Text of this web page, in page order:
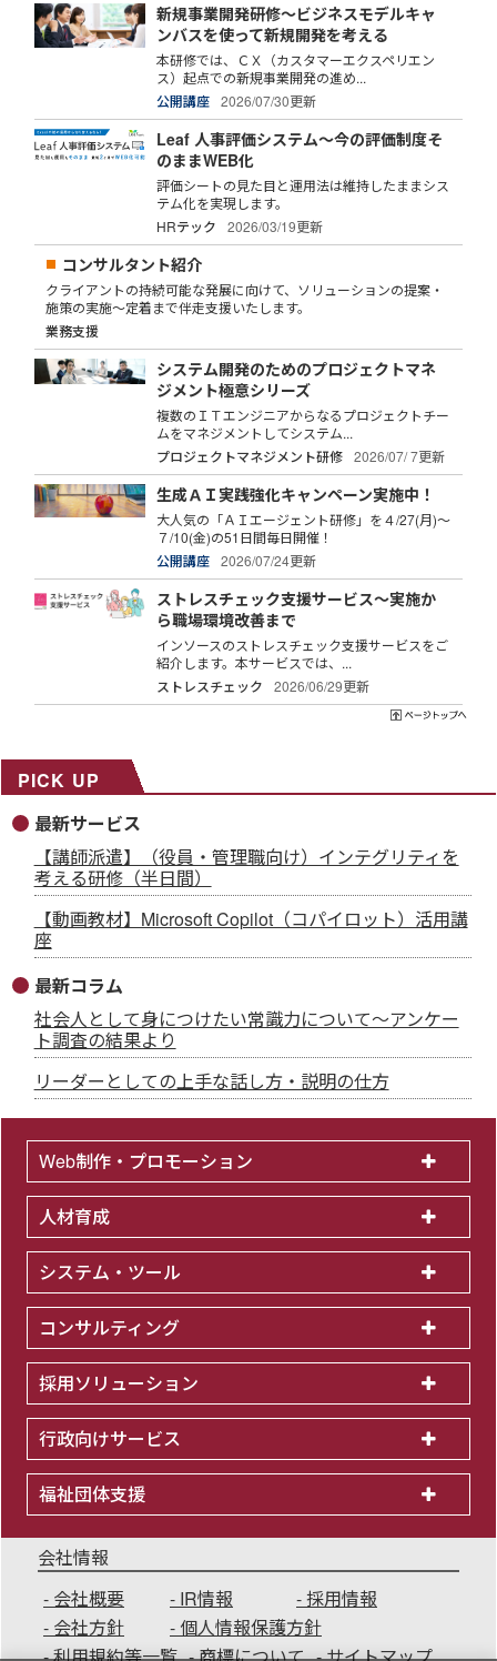
新規事業開発研修～ビジネスモデルキャ
ンバスを使って新規開発を考える
本研修では、ＣＸ（カスタマーエクスペリエン
ス）起点での新規事業開発の進め...
公開講座
2026/07/30更新
Leaf 人事評価システム～今の評価制度そ
のままWEB化
評価シートの見た目と運用法は維持したままシス
テム化を実現します。
HRテック
2026/03/19更新
コンサルタント紹介
クライアントの持続可能な発展に向けて、ソリューションの提案・
施策の実施～定着まで伴走支援いたします。
業務支援
システム開発のためのプロジェクトマネ
ジメント極意シリーズ
複数のＩＴエンジニアからなるプロジェクトチー
ムをマネジメントしてシステム...
プロジェクトマネジメント研修
2026/07/ 7更新
生成ＡＩ実践強化キャンペーン実施中！
大人気の「ＡＩエージェント研修」を４/27(月)～
７/10(金)の51日間毎日開催！
公開講座
2026/07/24更新
ストレスチェック支援サービス～実施か
ら職場環境改善まで
インソースのストレスチェック支援サービスをご
紹介します。本サービスでは、...
ストレスチェック
2026/06/29更新
PICK UP
最新サービス
【講師派遣】（役員・管理職向け）インテグリティを
考える研修（半日間）
【動画教材】Microsoft Copilot（コパイロット）活用講
座
最新コラム
社会人として身につけたい常識力について～アンケー
ト調査の結果より
リーダーとしての上手な話し方・説明の仕方
Web制作・プロモーション
人材育成
システム・ツール
コンサルティング
採用ソリューション
行政向けサービス
福祉団体支援
会社情報
会社概要
IR情報
採用情報
会社方針
個人情報保護方針